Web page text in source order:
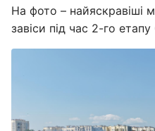
На фото – найяскравіші
завіси під час 2-го